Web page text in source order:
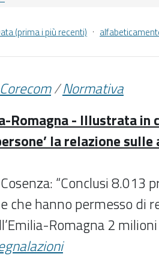
(prima i più recenti) ·
/Normativa
Romagna - Illustrata in
la relazione
“Conclusi 8.013
che hanno permesso di
Romagna 2